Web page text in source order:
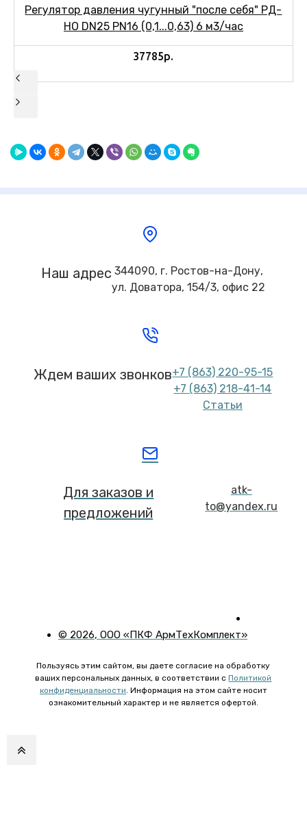
Регулятор давления чугунный "после себя" РД-
НО DN25 PN16 (0,1...0,63) 6 м3/час
37785р.
Наш адрес 344090, г. Ростов-на-Дону,
ул. Доватора, 154/3, офис 22
Ждем ваших звонков+7 (863) 220-95-15
+7 (863) 218-41-14
Статьи
Для заказов и
предложений
atk-
to@yandex.ru
© 2026, ООО «ПКФ АрмТехКомплект»
Пользуясь этим сайтом, вы даете согласие на обработку
ваших персональных данных, в соответствии сПолитикой
конфиденциальности. Информация на этом сайте носит
ознакомительный характер и не является офертой.